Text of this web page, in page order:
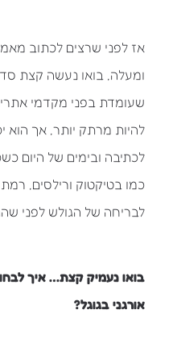
אז לפני שרצים לכתוב
ומעלה, בואו נעשה קצת
שעומדת בפני מקדמי
להיות מרתק יותר, אך הוא
לכתיבה ובימים של היום
כמו בטיקטוק ורילסים,
לבריחה של הגולש לפני
בואו נעמיק קצת… איך
אורגני בגוגל?